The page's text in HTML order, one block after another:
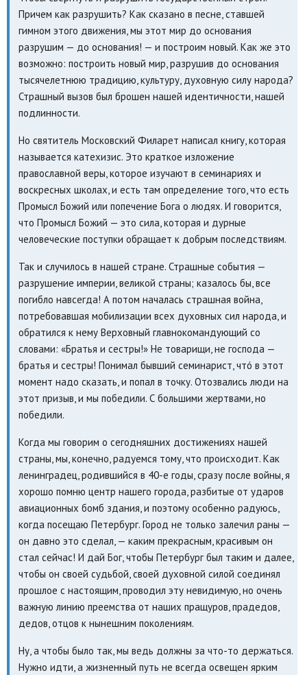
Причем как разрушить? Как сказано в песне, ставшей
гимном этого движения, мы этот мир до основания
разрушим — до основания! — и построим новый. Как же это
возможно: построить новый мир, разрушив до основания
тысячелетнюю традицию, культуру, духовную силу народа?
Страшный вызов был брошен нашей идентичности, нашей
подлинности.
Но святитель Московский Филарет написал книгу, которая
называется катехизис. Это краткое изложение
православной веры, которое изучают в семинариях и
воскресных школах, и есть там определение того, что есть
Промысл Божий или попечение Бога о людях. И говорится,
что Промысл Божий — это сила, которая и дурные
человеческие поступки обращает к добрым последствиям.
Так и случилось в нашей стране. Страшные события —
разрушение империи, великой страны; казалось бы, все
погибло навсегда! А потом началась страшная война,
потребовавшая мобилизации всех духовных сил народа, и
обратился к нему Верховный главнокомандующий со
словами: «Братья и сестры!» Не товарищи, не господа —
братья и сестры! Понимал бывший семинарист, чтó в этот
момент надо сказать, и попал в точку. Отозвались люди на
этот призыв, и мы победили. С большими жертвами, но
победили.
Когда мы говорим о сегодняшних достижениях нашей
страны, мы, конечно, радуемся тому, что происходит. Как
ленинградец, родившийся в 40-е годы, сразу после войны, я
хорошо помню центр нашего города, разбитые от ударов
авиационных бомб здания, и поэтому особенно радуюсь,
когда посещаю Петербург. Город не только залечил раны —
он давно это сделал, — каким прекрасным, красивым он
стал сейчас! И дай Бог, чтобы Петербург был таким и далее,
чтобы он своей судьбой, своей духовной силой соединял
прошлое с настоящим, проводил эту невидимую, но очень
важную линию преемства от наших пращуров, прадедов,
дедов, отцов к нынешним поколениям.
Ну, а чтобы было так, мы ведь должны за что-то держаться.
Нужно идти, а жизненный путь не всегда освещен ярким